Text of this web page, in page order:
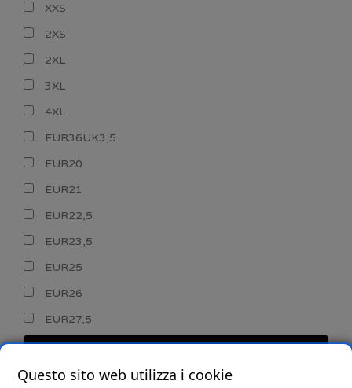
XXS
2XS
2XL
3XL
4XL
EUR36UK3,5
EUR20
EUR21
EUR22,5
EUR23,5
EUR25
EUR26
EUR27,5
Questo sito web utilizza i cookie